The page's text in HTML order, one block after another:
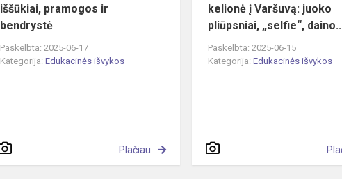
iššūkiai, pramogos ir
bendrystė
Paskelbta: 2025-06-17
Kategorija:Edukacinės išvykos
Plačiau
kelionė į Varšuvą: juoko
pliūpsniai, „selfie“,
Paskelbta: 2025-06-15
Kategorija:Edukacinės išvykos